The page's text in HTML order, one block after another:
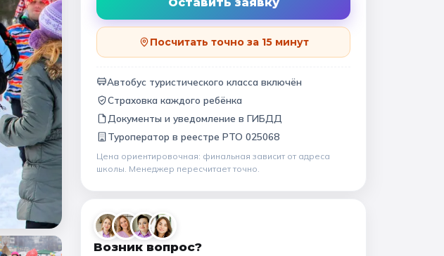
11 класс
космонавтики Дарвиновский музей
📍 ПО ГОРОДАМ
Санкт-Петербург
Золотое кольцо
Посчитать точно за 15 минут
Автобус туристического класса включён
Страховка каждого ребёнка
Документы и уведомление в ГИБДД
Туроператор в реестре РТО 025068
Цена ориентировочная: финальная зависит от адреса
школы. Менеджер пересчитает точно.
Возник вопрос?